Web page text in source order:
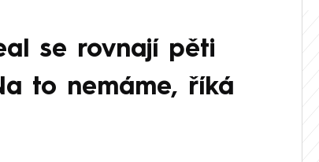
se rovnají pěti
to nemáme, říká